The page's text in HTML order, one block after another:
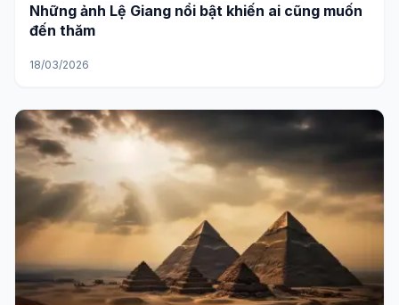
Những ảnh Lệ Giang nổi bật khiến ai cũng muốn
đến thăm
18/03/2026